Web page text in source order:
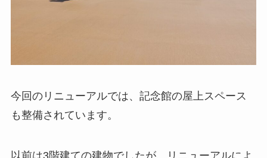
今回のリニューアルでは、記念館の屋上スペース
も整備されています。